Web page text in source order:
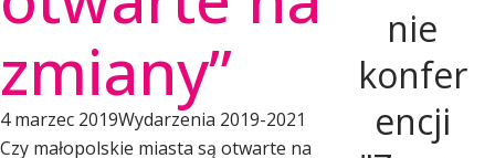
p
o
zmiany”
4 marzec 2019Wydarzenia 2019-2021
Czy małopolskie miasta są otwarte na
nie
konfer
encji